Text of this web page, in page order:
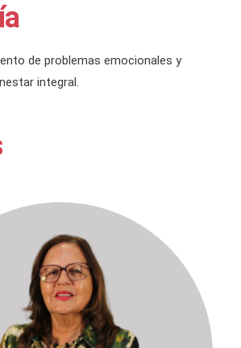
de problemas emocionales y
integral.